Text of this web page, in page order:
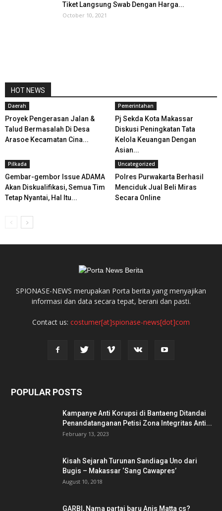
Tiket Langsung Swab Dengan Harga...
October 10, 2021
HOT NEWS
Daerah
Proyek Pengerasan Jalan &
Talud Bermasalah Di Desa
Arasoe Kecamatan Cina...
Pemerintahan
Pj Sekda Kota Makassar
Diskusi Peningkatan Tata
Kelola Keuangan Dengan
Asian...
Pilkada
Gembar-gembor Issue ADAMA
Akan Diskualifikasi, Semua Tim
Tetap Nyantai, Hal Itu...
Uncategorized
Polres Purwakarta Berhasil
Menciduk Jual Beli Miras
Secara Online
SPIONASE-NEWS merupakan Porta berita yang menyajikan
informasi dan data secara tepat, berani dan pasti.
Contact us: costumer[at]spionase-news[dot]com
POPULAR POSTS
Kampanye Anti Korupsi di Bantaeng Ditandai
Penandatanganan Petisi Zona Integritas Anti...
February 13, 2023
Kisah Sejarah Turunan Sandiaga Uno dari
Bugis – Makassar ‘Sang Cawapres’
August 10, 2018
GARBI, Nama partai baru Anis Matta cs?